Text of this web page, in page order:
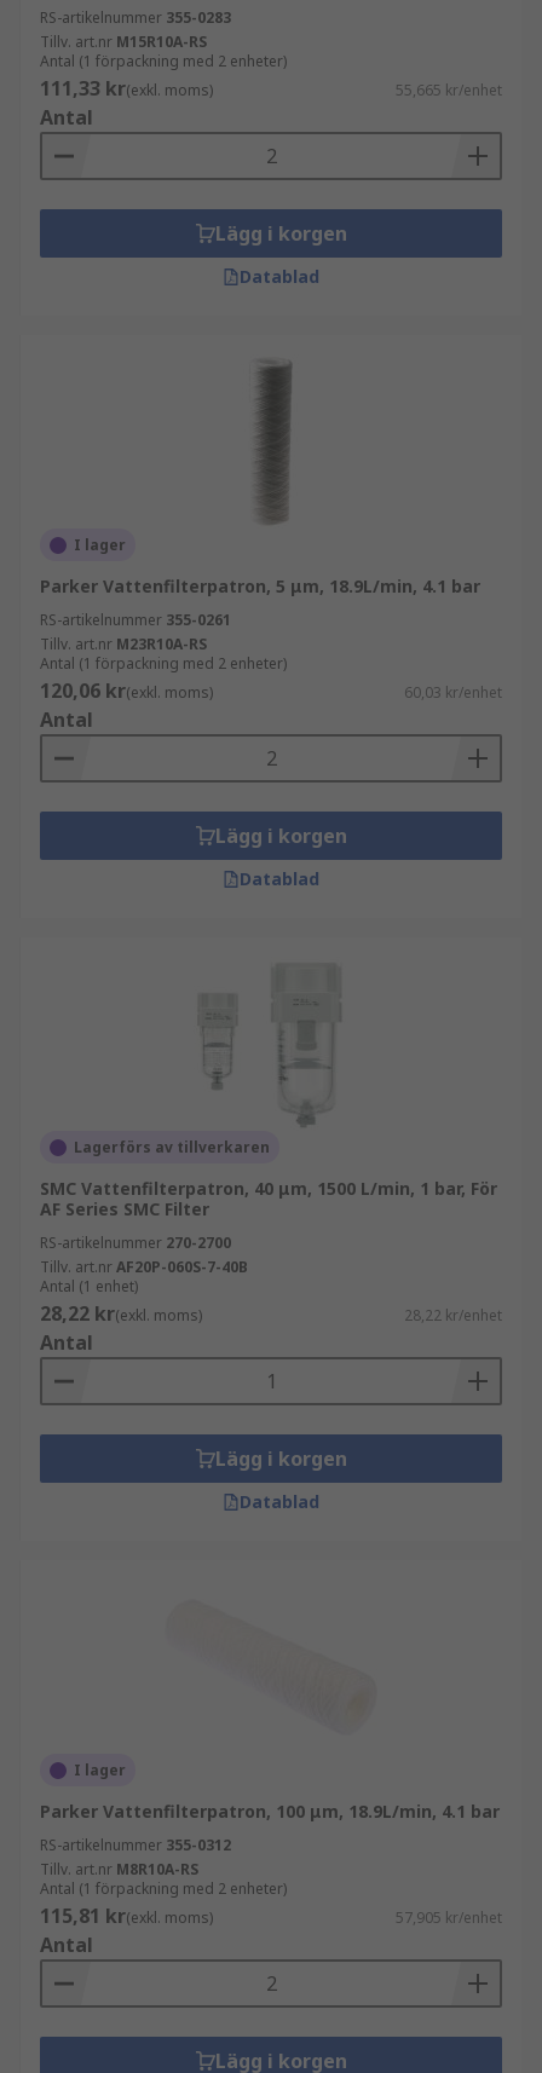
RS-artikelnummer 355-0283
Tillv. art.nr M15R10A-RS
Antal (1 förpackning med 2 enheter)
111,33 kr(exkl. moms) 55,665 kr/enhet
Antal
Lägg i korgen
Datablad
I lager
Parker Vattenfilterpatron, 5 μm, 18.9L/min, 4.1 bar
RS-artikelnummer 355-0261
Tillv. art.nr M23R10A-RS
Antal (1 förpackning med 2 enheter)
120,06 kr(exkl. moms) 60,03 kr/enhet
Antal
Lägg i korgen
Datablad
Lagerförs av tillverkaren
SMC Vattenfilterpatron, 40 μm, 1500 L/min, 1 bar, För
AF Series SMC Filter
RS-artikelnummer 270-2700
Tillv. art.nrAF20P-060S-7-40B
Antal (1 enhet)
28,22 kr(exkl. moms) 28,22 kr/enhet
Antal
Lägg i korgen
Datablad
I lager
Parker Vattenfilterpatron, 100 μm, 18.9L/min, 4.1 bar
RS-artikelnummer 355-0312
Tillv. art.nr M8R10A-RS
Antal (1 förpackning med 2 enheter)
115,81 kr(exkl. moms) 57,905 kr/enhet
Antal
Lägg i korgen